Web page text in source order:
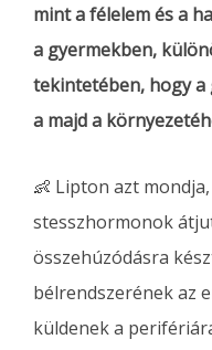
mint a félelem és a
a gyermekben,
tekintetében, hogy a
a majd a
👶 Lipton azt
stesszhormonok
összehúzódásra
bélrendszerének az
küldenek a